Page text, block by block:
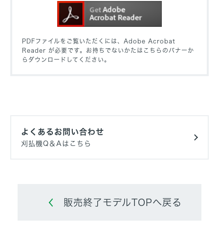
PDFファイルをご覧いただくには、Adobe Acrobat
Reader が必要です。 お持ちでないかたはこちらのバナーか
らダウンロードしてください。
よくあるお問い合わせ
刈払機Q＆Aはこちら
販売終了モデルTOPへ戻る